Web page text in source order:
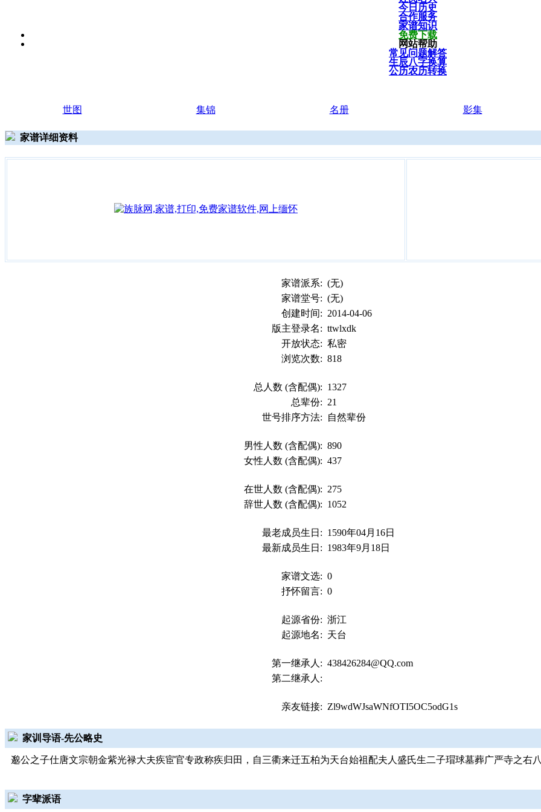
今日历史
合作服务
家谱知识
免费下载
网站帮助
常见问题解答
生辰八字换算
公历农历转换
世图 集锦 名册 影集
家谱详细资料
家谱派系: (无)
家谱堂号: (无)
创建时间: 2014-04-06
版主登录名: ttwlxdk
开放状态: 私密
浏览次数: 818
总人数 (含配偶): 1327
总辈份: 21
世号排序方法:
自然辈份
男性人数 (含配偶): 890
女性人数 (含配偶): 437
在世人数 (含配偶): 275
辞世人数 (含配偶): 1052
最老成员生日: 1590年04月16日
最新成员生日: 1983年9月18日
家谱文选: 0
抒怀留言: 0
起源省份: 浙江
起源地名: 天台
第一继承人: 438426284@QQ.com
第二继承人:
亲友链接: Zl9wdWJsaWNfOTI5OC5odG1s
家训导语-先公略史
邈公之子仕唐文宗朝金紫光禄大夫疾宦官专政称疾归田，自三衢来迁五柏为天台始祖配夫人盛氏生二子瑁球墓葬广严寺之右
字辈派语